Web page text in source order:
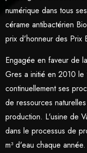
numérique dans tous
cérame antibactérien
prix d'honneur des Prix
Engagée en faveur de
Gres a initié en 2010 le
continuellement ses
de ressources
production. L'usine de
dans le processus de
m³ d'eau chaque année.